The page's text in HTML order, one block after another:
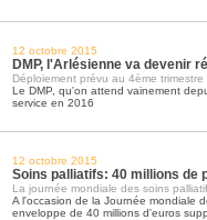
12 octobre 2015
DMP, l'Arlésienne va devenir
Déploiement prévu au 4ème trimestre
Le DMP, qu'on attend vainement
service en 2016
12 octobre 2015
Soins palliatifs: 40 millions de
La journée mondiale des soins
A l'occasion de la Journée mondiale
enveloppe de 40 millions d'euros